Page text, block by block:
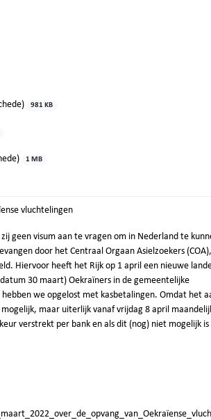
981 KB
1 MB
vluchtelingen
geen visum aan te vragen om in Nederland te
door het Centraal Orgaan Asielzoekers
Hiervoor heeft het Rijk op 1 april een nieuwe
30 maart) Oekraïners in de gemeentelijke
we opgelost met kasbetalingen. Omdat het
maar uiterlijk vanaf vrijdag 8 april
verstrekt per bank en als dit (nog) niet mogelijk is